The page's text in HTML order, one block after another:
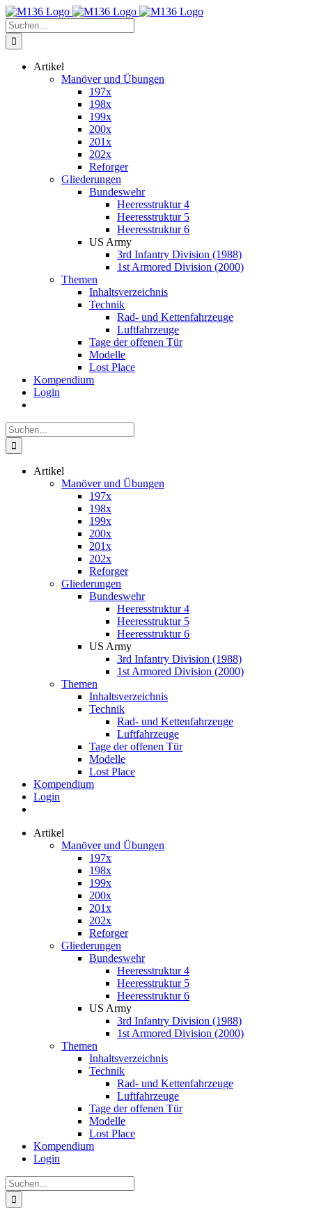
Zum
Inhalt
springen
Suche
nach:
Artikel
Manöver und Übungen
197x
198x
199x
200x
201x
202x
Reforger
Gliederungen
Bundeswehr
Heeresstruktur 4
Heeresstruktur 5
Heeresstruktur 6
US Army
3rd Infantry Division (1988)
1st Armored Division (2000)
Themen
Inhaltsverzeichnis
Technik
Rad- und Kettenfahrzeuge
Luftfahrzeuge
Tage der offenen Tür
Modelle
Lost Place
Kompendium
Login
Suche
nach:
Artikel
Manöver und Übungen
197x
198x
199x
200x
201x
202x
Reforger
Gliederungen
Bundeswehr
Heeresstruktur 4
Heeresstruktur 5
Heeresstruktur 6
US Army
3rd Infantry Division (1988)
1st Armored Division (2000)
Themen
Inhaltsverzeichnis
Technik
Rad- und Kettenfahrzeuge
Luftfahrzeuge
Tage der offenen Tür
Modelle
Lost Place
Kompendium
Login
Artikel
Manöver und Übungen
197x
198x
199x
200x
201x
202x
Reforger
Gliederungen
Bundeswehr
Heeresstruktur 4
Heeresstruktur 5
Heeresstruktur 6
US Army
3rd Infantry Division (1988)
1st Armored Division (2000)
Themen
Inhaltsverzeichnis
Technik
Rad- und Kettenfahrzeuge
Luftfahrzeuge
Tage der offenen Tür
Modelle
Lost Place
Kompendium
Login
Suche
nach: